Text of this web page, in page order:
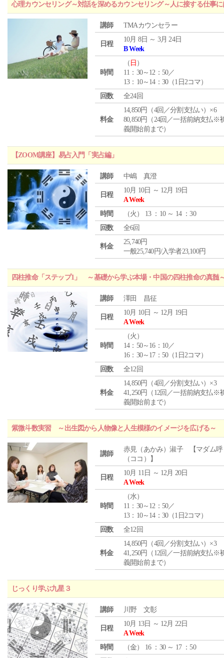
心理カウンセリング～対話を深めるカウンセリング～人に接する仕事
講師 TMAカウンセラー
日程
10月 8日 ～ 3月 24日
B Week
時間
（ 日 ）
11：30～12：50／
13：10～14：30（1日2コマ）
回数
全24回
料金
14,850円（4回／分割支払い）×6
80,850円（24回／一括前納支払※
義開始前まで）
【ZOOM講座】易占入門「実占編」
講師 中嶋 真澄
日程
10月 10日 ～ 12月 19日
A Week
時間
（火 ） 13 ：10 ～ 14 ：30
回数
全6回
料金
25,740円
一般25,740円/入学者23,100円
四柱推命「ステップ1」 ～基礎から学ぶ本場・中国の四柱推命の真髄
講師 澤田 昌征
日程
10月 10日 ～ 12月 19日
A Week
時間
（火 ）
14：50～16：10／
16：30～17：50（1日2コマ）
回数
全12回
料金
14,850円（4回／分割支払い）×3
41,250円（12回／一括前納支払※
義開始前まで）
紫微斗数実習 ～出生図から人物像と人生模様のイメージを広げる～
講師
赤見（あかみ）淑子 【マダム呼
（ココ）】
日程
10月 11日 ～ 12月 20日
A Week
時間
（水）
11：30～12：50／
13：10～14：30（1日2コマ）
回数
全12回
料金
14,850円（4回／分割支払い）×3
41,250円（12回／一括前納支払※
義開始前まで）
じっくり学ぶ九星３
講師 川野 文彰
日程
10月 13日 ～ 12月 22日
A Week
時間
（金） 16 ：30 ～ 17 ：50